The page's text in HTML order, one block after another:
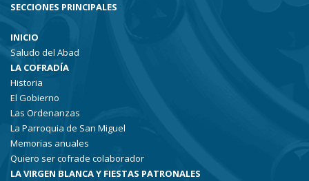
SECCIONES PRINCIPALES
INICIO
Saludo del Abad
LA COFRADÍA
Historia
El Gobierno
Las Ordenanzas
La Parroquia de San Miguel
Memorias anuales
Quiero ser cofrade colaborador
LA VIRGEN BLANCA Y FIESTAS PATRONALES